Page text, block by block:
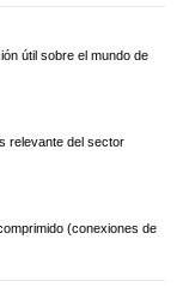
útil sobre el mundo de
relevante del sector
(conexiones de